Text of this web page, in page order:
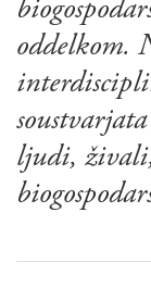
oddelkom.
ljudi,